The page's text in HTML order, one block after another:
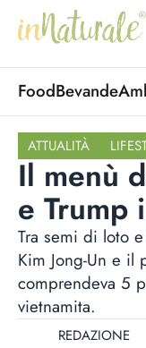
FoodBevande
ATTUALITÀ
Il menù
e Trump
Tra semi di loto
Kim Jong-Un e il
comprendeva 5
vietnamita.
REDAZIONE